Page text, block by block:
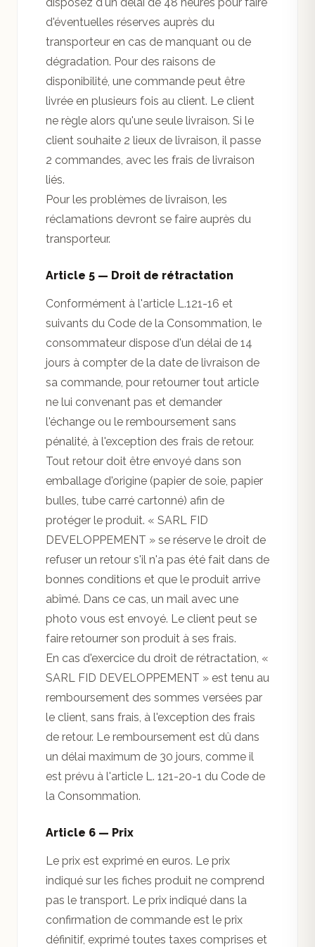
d'éventuelles réserves auprès du
transporteur en cas de manquant ou de
dégradation. Pour des raisons de
disponibilité, une commande peut être
livrée en plusieurs fois au client. Le client
ne règle alors qu'une seule livraison. Si le
client souhaite 2 lieux de livraison, il passe
2 commandes, avec les frais de livraison
liés.
Pour les problèmes de livraison, les
réclamations devront se faire auprès du
transporteur.
Article 5 — Droit de rétractation
Conformément à l'article L.121-16 et
suivants du Code de la Consommation, le
consommateur dispose d'un délai de 14
jours à compter de la date de livraison de
sa commande, pour retourner tout article
ne lui convenant pas et demander
l'échange ou le remboursement sans
pénalité, à l'exception des frais de retour.
Tout retour doit être envoyé dans son
emballage d'origine (papier de soie, papier
bulles, tube carré cartonné) afin de
protéger le produit. « SARL FID
DEVELOPPEMENT » se réserve le droit de
refuser un retour s'il n'a pas été fait dans de
bonnes conditions et que le produit arrive
abîmé. Dans ce cas, un mail avec une
photo vous est envoyé. Le client peut se
faire retourner son produit à ses frais.
En cas d'exercice du droit de rétractation, «
SARL FID DEVELOPPEMENT » est tenu au
remboursement des sommes versées par
le client, sans frais, à l'exception des frais
de retour. Le remboursement est dû dans
un délai maximum de 30 jours, comme il
est prévu à l'article L. 121-20-1 du Code de
la Consommation.
Article 6 — Prix
Le prix est exprimé en euros. Le prix
indiqué sur les fiches produit ne comprend
pas le transport. Le prix indiqué dans la
confirmation de commande est le prix
définitif, exprimé toutes taxes comprises et